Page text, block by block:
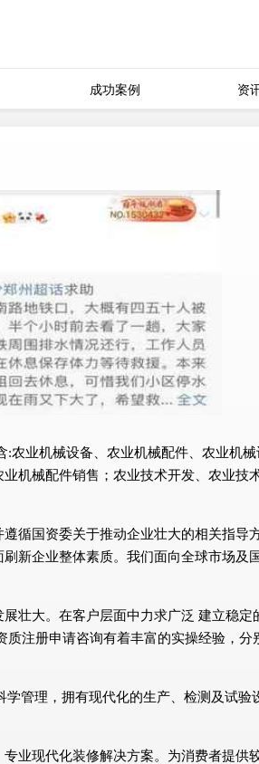
成功案例 资
业机械设备、农业机械配件、农业机
机械配件销售；农业技术开发、农业技
循国资委关于推动企业壮大的相关指导
新企业整体素质。我们面向全球市场及
壮大。在客户层面中力求广泛 建立稳定
注册申请咨询有着丰富的实操经验，
管理，拥有现代化的生产、检测及试
业现代化装修解决方案。为消费者提供